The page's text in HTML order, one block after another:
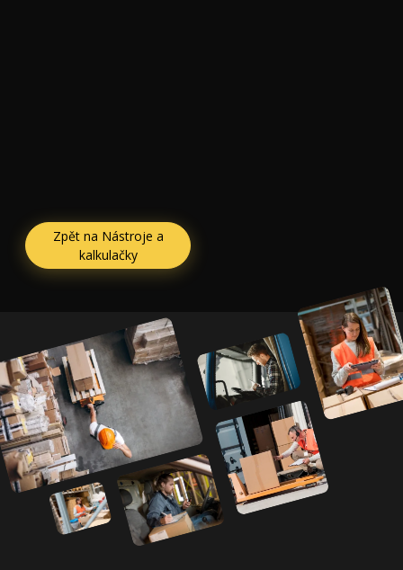
Zpět na Nástroje a
kalkulačky